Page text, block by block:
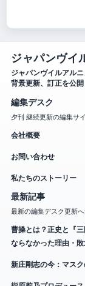
ジャパンヴイ
ジャパンヴイルアル
背景更新、訂正を公開
編集デスク
夕刊 継続更新の編集サ
会社概要
お問い合わせ
私たちのストーリー
最新記事
最新の編集デスク更新へ
曹操とは？正史と『
ならなかった理由・
新庄剛志の今：マス